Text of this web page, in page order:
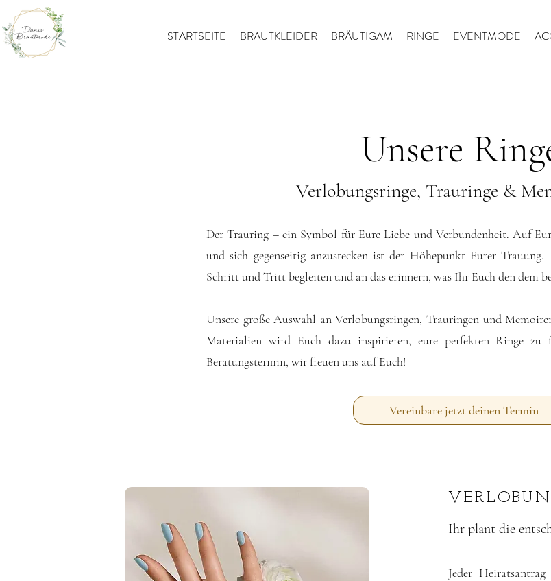
STARTSEITE BRAUTKLEIDER BRÄUTIGAM RINGE EVENTMODE
Unsere
Verlobungsringe, Trauringe &
Der Trauring – ein Symbol für Eure Liebe und Verbundenheit. Auf
und sich gegenseitig anzustecken ist der Höhepunkt Eurer
Schritt und Tritt begleiten und an das erinnern, was Ihr Euch den dem
Unsere große Auswahl an Verlobungsringen, Trauringen und
Materialien wird Euch dazu inspirieren, eure perfekten Ringe zu
Beratungstermin, wir freuen uns auf Euch!
Vereinbare jetzt deinen Termin
Ihr plant die
Jeder